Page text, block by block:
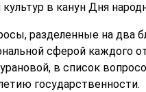
в канун Дня
разделенные на два
сферой каждого
в список
государственности.